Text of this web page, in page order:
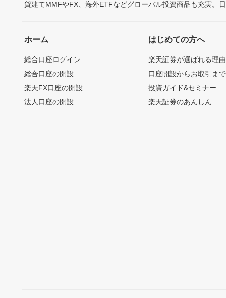
貨建てMMFやFX、海外ETFなどグローバル投資商品も充実。
ホーム
総合口座ログイン
総合口座の開設
楽天FX口座の開設
法人口座の開設
はじめての方へ
楽天証券が選ばれる理由
口座開設からお取引ま
投資ガイド&セミナー
楽天証券のあんしん